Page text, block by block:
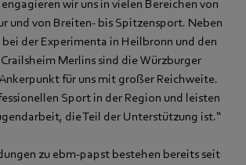
wir uns in vielen Bereichen von
und von Breiten- bis Spitzensport. Neben
der Experimenta in Heilbronn und den
Merlins sind die Würzburger
für uns mit großer Reichweite.
Sport in der Region und leisten
die Teil der Unterstützung ist.“
zu ebm-papst bestehen bereits seit